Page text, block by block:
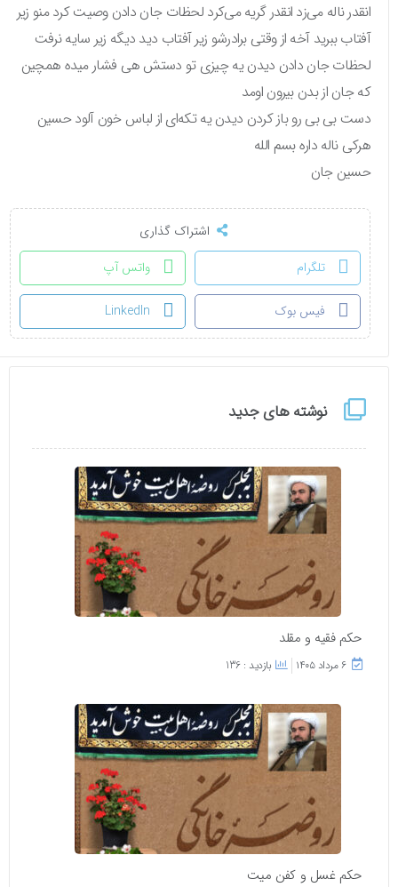
نوشته های جدید
حکم فقیه و مقلد
۶ مرداد ۱۴۰۵ بازدید : 136
حکم غسل و کفن میت
انقدر ناله می‌زد انقدر گریه می‌کرد لحظات جان دادن وصیت کرد منو زیر
آفتاب ببرید آخه از وقتی برادرشو زیر آفتاب دید دیگه زیر سایه نرفت
لحظات جان دادن دیدن یه چیزی تو دستش هی فشار میده همچین
که جان از بدن بیرون اومد
دست بی بی رو باز کردن دیدن یه تکه‌ای از لباس خون آلود حسین
هرکی ناله داره بسم الله
حسین جان
اشتراک گذاری
تلگرام
واتس آپ
فیس بوک LinkedIn